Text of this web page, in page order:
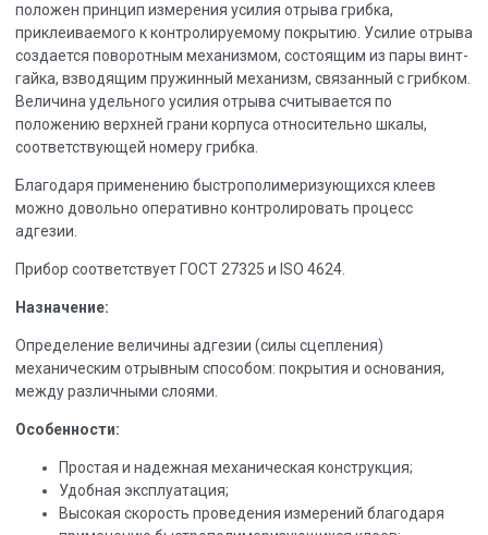
положен принцип измерения усилия отрыва грибка,
приклеиваемого к контролируемому покрытию. Усилие отрыва
создается поворотным механизмом, состоящим из пары винт-
гайка, взводящим пружинный механизм, связанный с грибком.
Величина удельного усилия отрыва считывается по
положению верхней грани корпуса относительно шкалы,
соответствующей номеру грибка.
Благодаря применению быстрополимеризующихся клеев
можно довольно оперативно контролировать процесс
адгезии.
Прибор соответствует ГОСТ 27325 и ISO 4624.
Назначение:
Определение величины адгезии (силы сцепления)
механическим отрывным способом: покрытия и основания,
между различными слоями.
Особенности:
Простая и надежная механическая конструкция;
Удобная эксплуатация;
Высокая скорость проведения измерений благодаря